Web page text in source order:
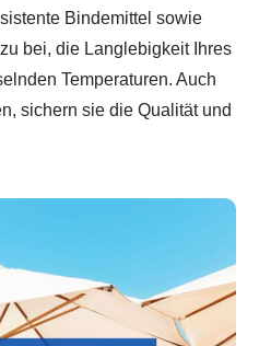
Bindemittel sowie
bei, die Langlebigkeit Ihres
Temperaturen. Auch
sichern sie die Qualität und